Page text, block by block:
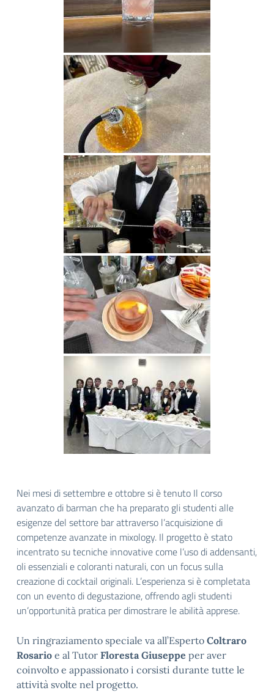
Nei mesi di settembre e ottobre si è tenuto Il corso
avanzato di barman che ha preparato gli studenti alle
esigenze del settore bar attraverso l’acquisizione di
competenze avanzate in mixology. Il progetto è stato
incentrato su tecniche innovative come l’uso di addensanti,
oli essenziali e coloranti naturali, con un focus sulla
creazione di cocktail originali. L’esperienza si è completata
con un evento di degustazione, offrendo agli studenti
un’opportunità pratica per dimostrare le abilità apprese.
Un ringraziamento speciale va all’Esperto Coltraro
Rosario e al Tutor Floresta Giuseppe per aver
coinvolto e appassionato i corsisti durante tutte le
attività svolte nel progetto.